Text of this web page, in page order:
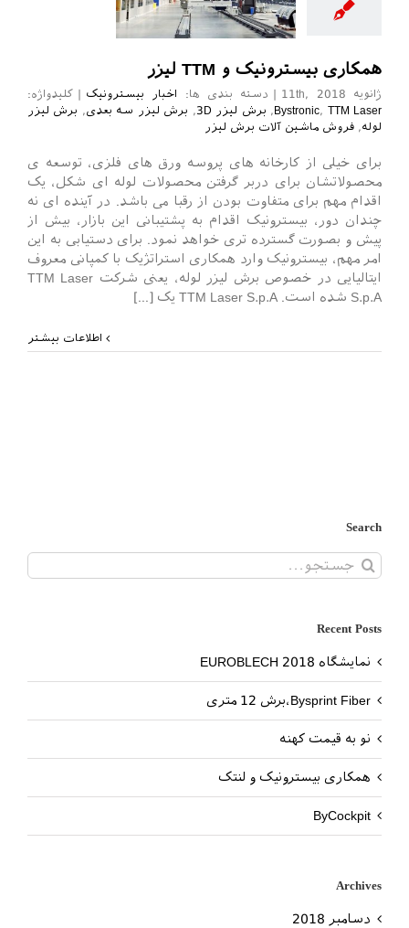
همکاری بیسترونیک و TTM لیزر
ژانویه 11th, 2018 دسته بندی ها: اخبار بیسترونیک
کلیدواژه:
Bystronic, TTM Laser
, برش لیزر 3D , برش لیزر سه بعدی, برش لیزر
لوله, فروش ماشین آلات برش لیزر
برای خیلی از کارخانه های پروسه ورق های فلزی، توسعه ی
محصولاتشان برای دربر گرفتن محصولات لوله ای شکل، یک
اقدام مهم برای متفاوت بودن از رقبا می باشد. در آینده ای نه
چندان دور، بیسترونیک اقدام به پشتیبانی این بازار، بیش از
پیش و بصورت گسترده تری خواهد نمود. برای دستیابی به این
امر مهم، بیسترونیک وارد همکاری استراتژیک با کمپانی معروف
ایتالیایی در خصوص برش لیزر لوله، یعنی شرکت TTM Laser
S.p.A شده است. TTM Laser S.p.A یک [...]
اطلاعات بیشتر
Search
جستجو
برای:
Recent Posts
نمایشگاه EUROBLECH 2018
Bysprint Fiber،برش 12 متری
نو به قیمت کهنه
همکاری بیسترونیک و لنتک
ByCockpit
Archives
دسامبر 2018